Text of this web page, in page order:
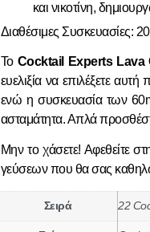
και νικοτίνη,
Διαθέσιμες Συσκευασίες:
Το Cocktail Experts Lava
ευελιξία να επιλέξετε
ενώ η συσκευασία των
ασταμάτητα. Απλά
Μην το χάσετε! Αφεθείτε
γεύσεων που θα σας
Σειρά 22